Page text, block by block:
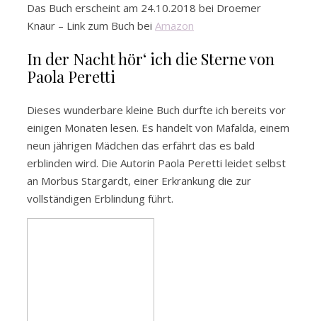
Das Buch erscheint am 24.10.2018 bei Droemer
Knaur – Link zum Buch bei Amazon
In der Nacht hör‘ ich die Sterne von
Paola Peretti
Dieses wunderbare kleine Buch durfte ich bereits vor
einigen Monaten lesen. Es handelt von Mafalda, einem
neun jährigen Mädchen das erfährt das es bald
erblinden wird. Die Autorin Paola Peretti leidet selbst
an Morbus Stargardt, einer Erkrankung die zur
vollständigen Erblindung führt.